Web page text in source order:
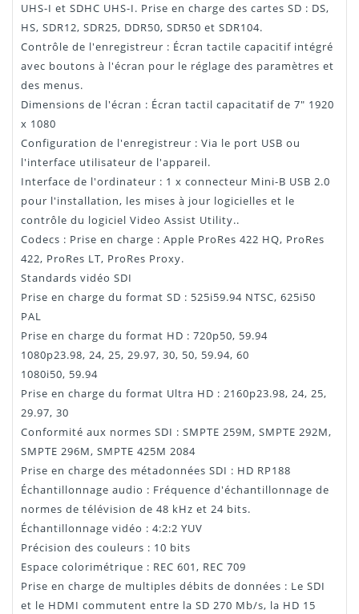
UHS-I et SDHC UHS-I. Prise en charge des cartes SD : DS,
HS, SDR12, SDR25, DDR50, SDR50 et SDR104.
Contrôle de l'enregistreur : Écran tactile capacitif intégré
avec boutons à l'écran pour le réglage des paramètres et
des menus.
Dimensions de l'écran : Écran tactil capacitatif de 7" 1920
x 1080
Configuration de l'enregistreur : Via le port USB ou
l'interface utilisateur de l'appareil.
Interface de l'ordinateur : 1 x connecteur Mini-B USB 2.0
pour l'installation, les mises à jour logicielles et le
contrôle du logiciel Video Assist Utility..
Codecs : Prise en charge : Apple ProRes 422 HQ, ProRes
422, ProRes LT, ProRes Proxy.
Standards vidéo SDI
Prise en charge du format SD : 525i59.94 NTSC, 625i50
PAL
Prise en charge du format HD : 720p50, 59.94
1080p23.98, 24, 25, 29.97, 30, 50, 59.94, 60
1080i50, 59.94
Prise en charge du format Ultra HD : 2160p23.98, 24, 25,
29.97, 30
Conformité aux normes SDI : SMPTE 259M, SMPTE 292M,
SMPTE 296M, SMPTE 425M 2084
Prise en charge des métadonnées SDI : HD RP188
Échantillonnage audio : Fréquence d'échantillonnage de
normes de télévision de 48 kHz et 24 bits.
Échantillonnage vidéo : 4:2:2 YUV
Précision des couleurs : 10 bits
Espace colorimétrique : REC 601, REC 709
Prise en charge de multiples débits de données : Le SDI
et le HDMI commutent entre la SD 270 Mb/s, la HD 15